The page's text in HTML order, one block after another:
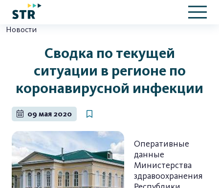
Новости
Сводка по текущей
ситуации в регионе по
коронавирусной инфекции
09 мая 2020
Оперативные
данные
Министерства
здравоохранения